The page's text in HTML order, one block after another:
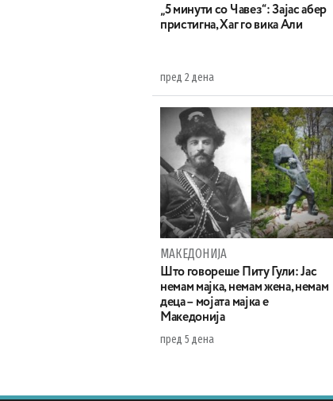
„5 минути со Чавез“: Зајас абер
пристигна, Хаг го вика Али
пред 2 дена
МАКЕДОНИЈА
Што говореше Питу Гули: Јас
немам мајка, немам жена, немам
деца – мојата мајка е
Македонија
пред 5 дена